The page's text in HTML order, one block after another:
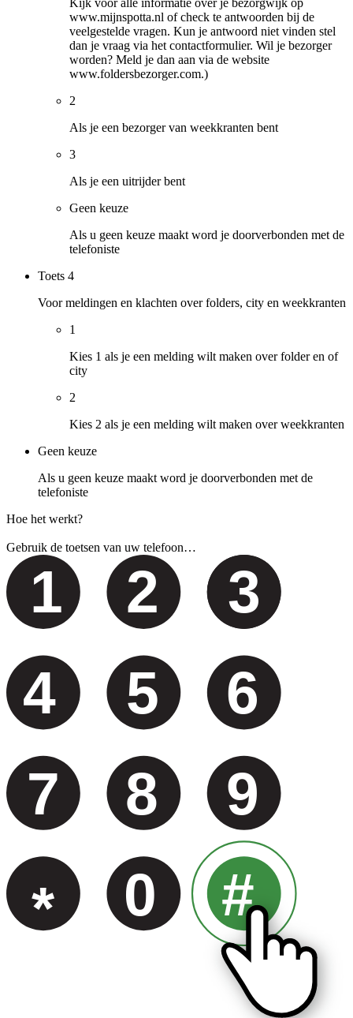
Kijk voor alle informatie over je bezorgwijk op
www.mijnspotta.nl of check te antwoorden bij de
veelgestelde vragen. Kun je antwoord niet vinden stel
dan je vraag via het contactformulier. Wil je bezorger
worden? Meld je dan aan via de website
www.foldersbezorger.com.)
2
Als je een bezorger van weekkranten bent
3
Als je een uitrijder bent
Geen keuze
Als u geen keuze maakt word je doorverbonden met de
telefoniste
Toets 4
Voor meldingen en klachten over folders, city en weekkranten
1
Kies 1 als je een melding wilt maken over folder en of
city
2
Kies 2 als je een melding wilt maken over weekkranten
Geen keuze
Als u geen keuze maakt word je doorverbonden met de
telefoniste
Hoe het werkt?
Gebruik de toetsen van uw telefoon…
1 2
3
4
5 6
7 8
9
*
0 #